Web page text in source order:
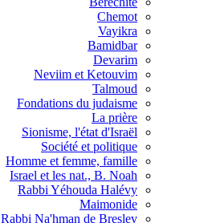
Chemot
Vayikra
Bamidbar
Devarim
Neviim et Ketouvim
Talmoud
Fondations du judaisme
La prière
Sionisme, l'état d'Israël
Société et politique
Homme et femme, famille
Israel et les nat., B. Noah
Rabbi Yéhouda Halévy
Maimonide
Rabbi Na'hman de Breslev